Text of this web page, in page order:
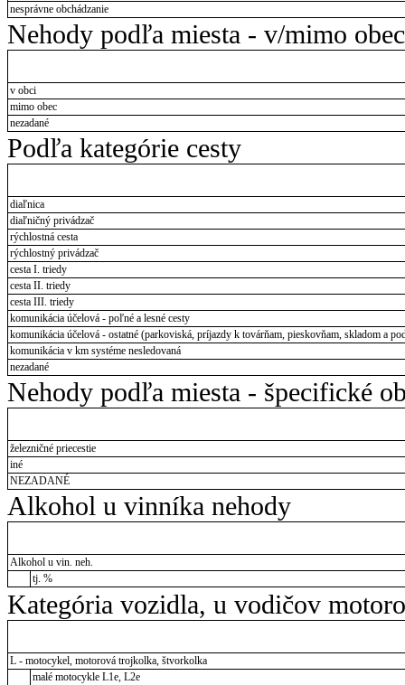
nesprávne obchádzanie
Nehody podľa miesta - v/mimo obec
v obci
mimo obec
nezadané
Podľa kategórie cesty
diaľnica
diaľničný privádzač
rýchlostná cesta
rýchlostný privádzač
cesta I. triedy
cesta II. triedy
cesta III. triedy
komunikácia účelová - poľné a lesné cesty
komunikácia účelová - ostatné (parkoviská, príjazdy k továrňam, pieskovňam, skladom a
komunikácia v km systéme nesledovaná
nezadané
Nehody podľa miesta - špecifické
železničné priecestie
iné
NEZADANÉ
Alkohol u vinníka nehody
Alkohol u vin. neh.
tj. %
Kategória vozidla, u vodičov
L - motocykel, motorová trojkolka, štvorkolka
malé motocykle L1e, L2e